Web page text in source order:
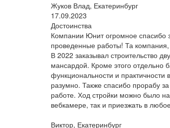
Жуков Влад, Екатеринбург
17.09.2023
Достоинства
Компании Юнит огромное спасибо
проведенные работы! Та
В 2022 заказывал строительство
мансардой. Кроме этого отдельно
функциональности и практичности
разумно. Также спасибо прорабу
работе. Ход стройки можно было
вебкамере, так и приезжать в
Виктор, Екатеринбург